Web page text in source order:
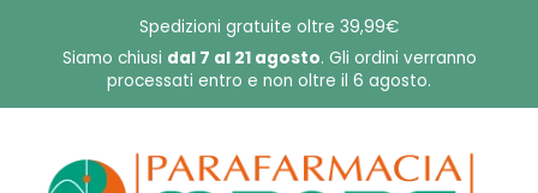
Spedizioni gratuite oltre 39,99€
Siamo chiusi dal 7 al 21 agosto. Gli ordini verranno
processati entro e non oltre il 6 agosto.